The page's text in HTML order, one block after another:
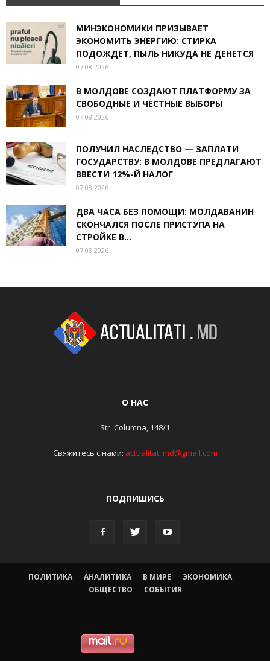
МИНЭКОНОМИКИ ПРИЗЫВАЕТ
ЭКОНОМИТЬ ЭНЕРГИЮ: СТИРКА
ПОДОЖДЕТ, ПЫЛЬ НИКУДА НЕ ДЕНЕТСЯ
07.08.2026
В МОЛДОВЕ СОЗДАЮТ ПЛАТФОРМУ ЗА
СВОБОДНЫЕ И ЧЕСТНЫЕ ВЫБОРЫ
07.08.2026
ПОЛУЧИЛ НАСЛЕДСТВО — ЗАПЛАТИ
ГОСУДАРСТВУ: В МОЛДОВЕ ПРЕДЛАГАЮТ
ВВЕСТИ 12%-Й НАЛОГ
07.08.2026
ДВА ЧАСА БЕЗ ПОМОЩИ: МОЛДАВАНИН
СКОНЧАЛСЯ ПОСЛЕ ПРИСТУПА НА
СТРОЙКЕ В...
07.08.2026
О НАС
Str. Columna, 148/1
Свяжитесь с нами: actualitati.md@gmail.com
ПОДПИШИСЬ
ПОЛИТИКА АНАЛИТИКА В МИРЕ
ЭКОНОМИКА
ОБЩЕСТВО
СОБЫТИЯ